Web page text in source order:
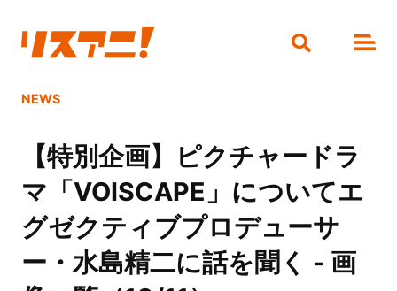
NEWS
【特別企画】ピクチャードラ
マ「VOISCAPE」についてエ
グゼクティブプロデューサ
ー・水島精二に話を聞く - 画